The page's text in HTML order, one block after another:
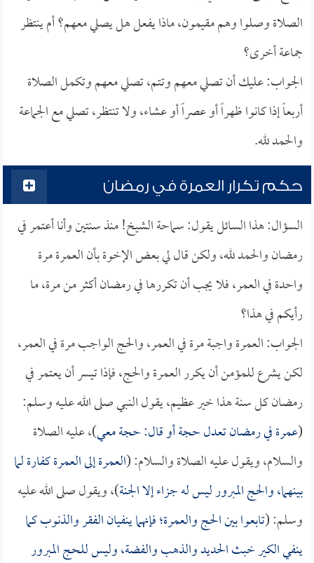
الصلاة وصلوا وهم مقيمون، ماذا يفعل هل يصلي معهم؟ أم ينتظر
جماعة أخرى؟
الجواب: عليك أن تصلي معهم وتتم، تصلي معهم وتكمل الصلاة
أربعاً إذا كانوا ظهراً أو عصراً أو عشاء، ولا تنتظر، تصلي مع الجماعة
والحمد لله.
حكم تكرار العمرة في رمضان
السؤال: هذا السائل يقول: سماحة الشيخ! منذ سنتين وأنا أعتمر في
رمضان والحمد لله، ولكن قال لي بعض الإخوة بأن العمرة مرة
واحدة في العمر، فلا يجب أن تكررها في رمضان أكثر من مرة، ما
رأيكم في هذا؟
الجواب: العمرة واجبة مرة في العمر، والحج الواجب مرة في العمر،
لكن يشرع للمؤمن أن يكرر العمرة والحج، فإذا تيسر أن يعتمر في
رمضان كل سنة هذا خير عظيم، يقول النبي صلى الله عليه وسلم:
(عمرة في رمضان تعدل حجة أو قال: حجة معي)، عليه الصلاة
والسلام، ويقول عليه الصلاة والسلام: (العمرة إلى العمرة كفارة لما
بينهما، والحج المبرور ليس له جزاء إلا الجنة)، ويقول صلى الله عليه
وسلم: (تابعوا بين الحج والعمرة؛ فإنهما ينفيان الفقر والذنوب كما
ينفي الكير خبث الحديد والذهب والفضة، وليس للحج المبرور